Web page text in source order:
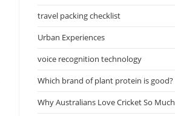
travel packing checklist
Urban Experiences
voice recognition technology
Which brand of plant protein is good?
Why Australians Love Cricket So Much